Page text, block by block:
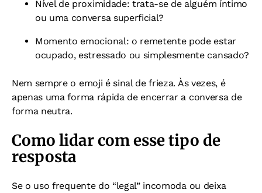
Nível de proximidade: trata-se de alguém íntimo
ou uma conversa superficial?
Momento emocional: o remetente pode estar
ocupado, estressado ou simplesmente cansado?
Nem sempre o emoji é sinal de frieza. Às vezes, é
apenas uma forma rápida de encerrar a conversa de
forma neutra.
Como lidar com esse tipo de
resposta
Se o uso frequente do “legal” incomoda ou deixa